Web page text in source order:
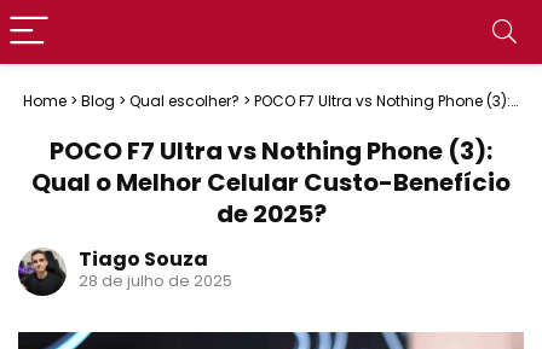
Home > Blog > Qual escolher? > POCO F7 Ultra vs Nothing Phone (3):
POCO F7 Ultra vs Nothing Phone (3):
Qual o Melhor Celular Custo-Benefício
de 2025?
Tiago Souza
28 de julho de 2025